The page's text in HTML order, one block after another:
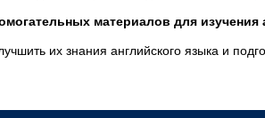
материалов для изучения
их знания английского языка и